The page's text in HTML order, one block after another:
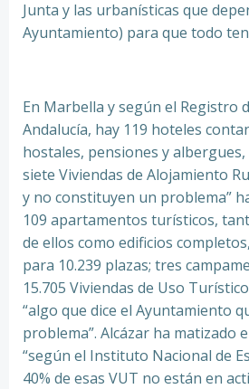
Junta y las urbanísticas que
Ayuntamiento) para que todo
En Marbella y según el Registro
Andalucía, hay 119 hoteles
hostales, pensiones y albergues,
siete Viviendas de Alojamiento
y no constituyen un problema”
109 apartamentos turísticos,
de ellos como edificios
para 10.239 plazas; tres
15.705 Viviendas de Uso
“algo que dice el Ayuntamiento
problema”. Alcázar ha matizado
“según el Instituto Nacional de
40% de esas VUT no están en